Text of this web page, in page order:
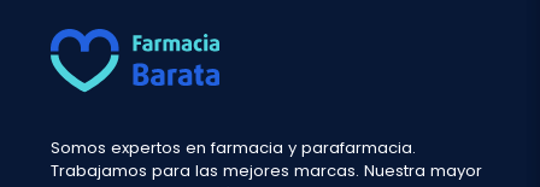
Somos expertos en farmacia y parafarmacia.
Trabajamos para las mejores marcas. Nuestra mayor